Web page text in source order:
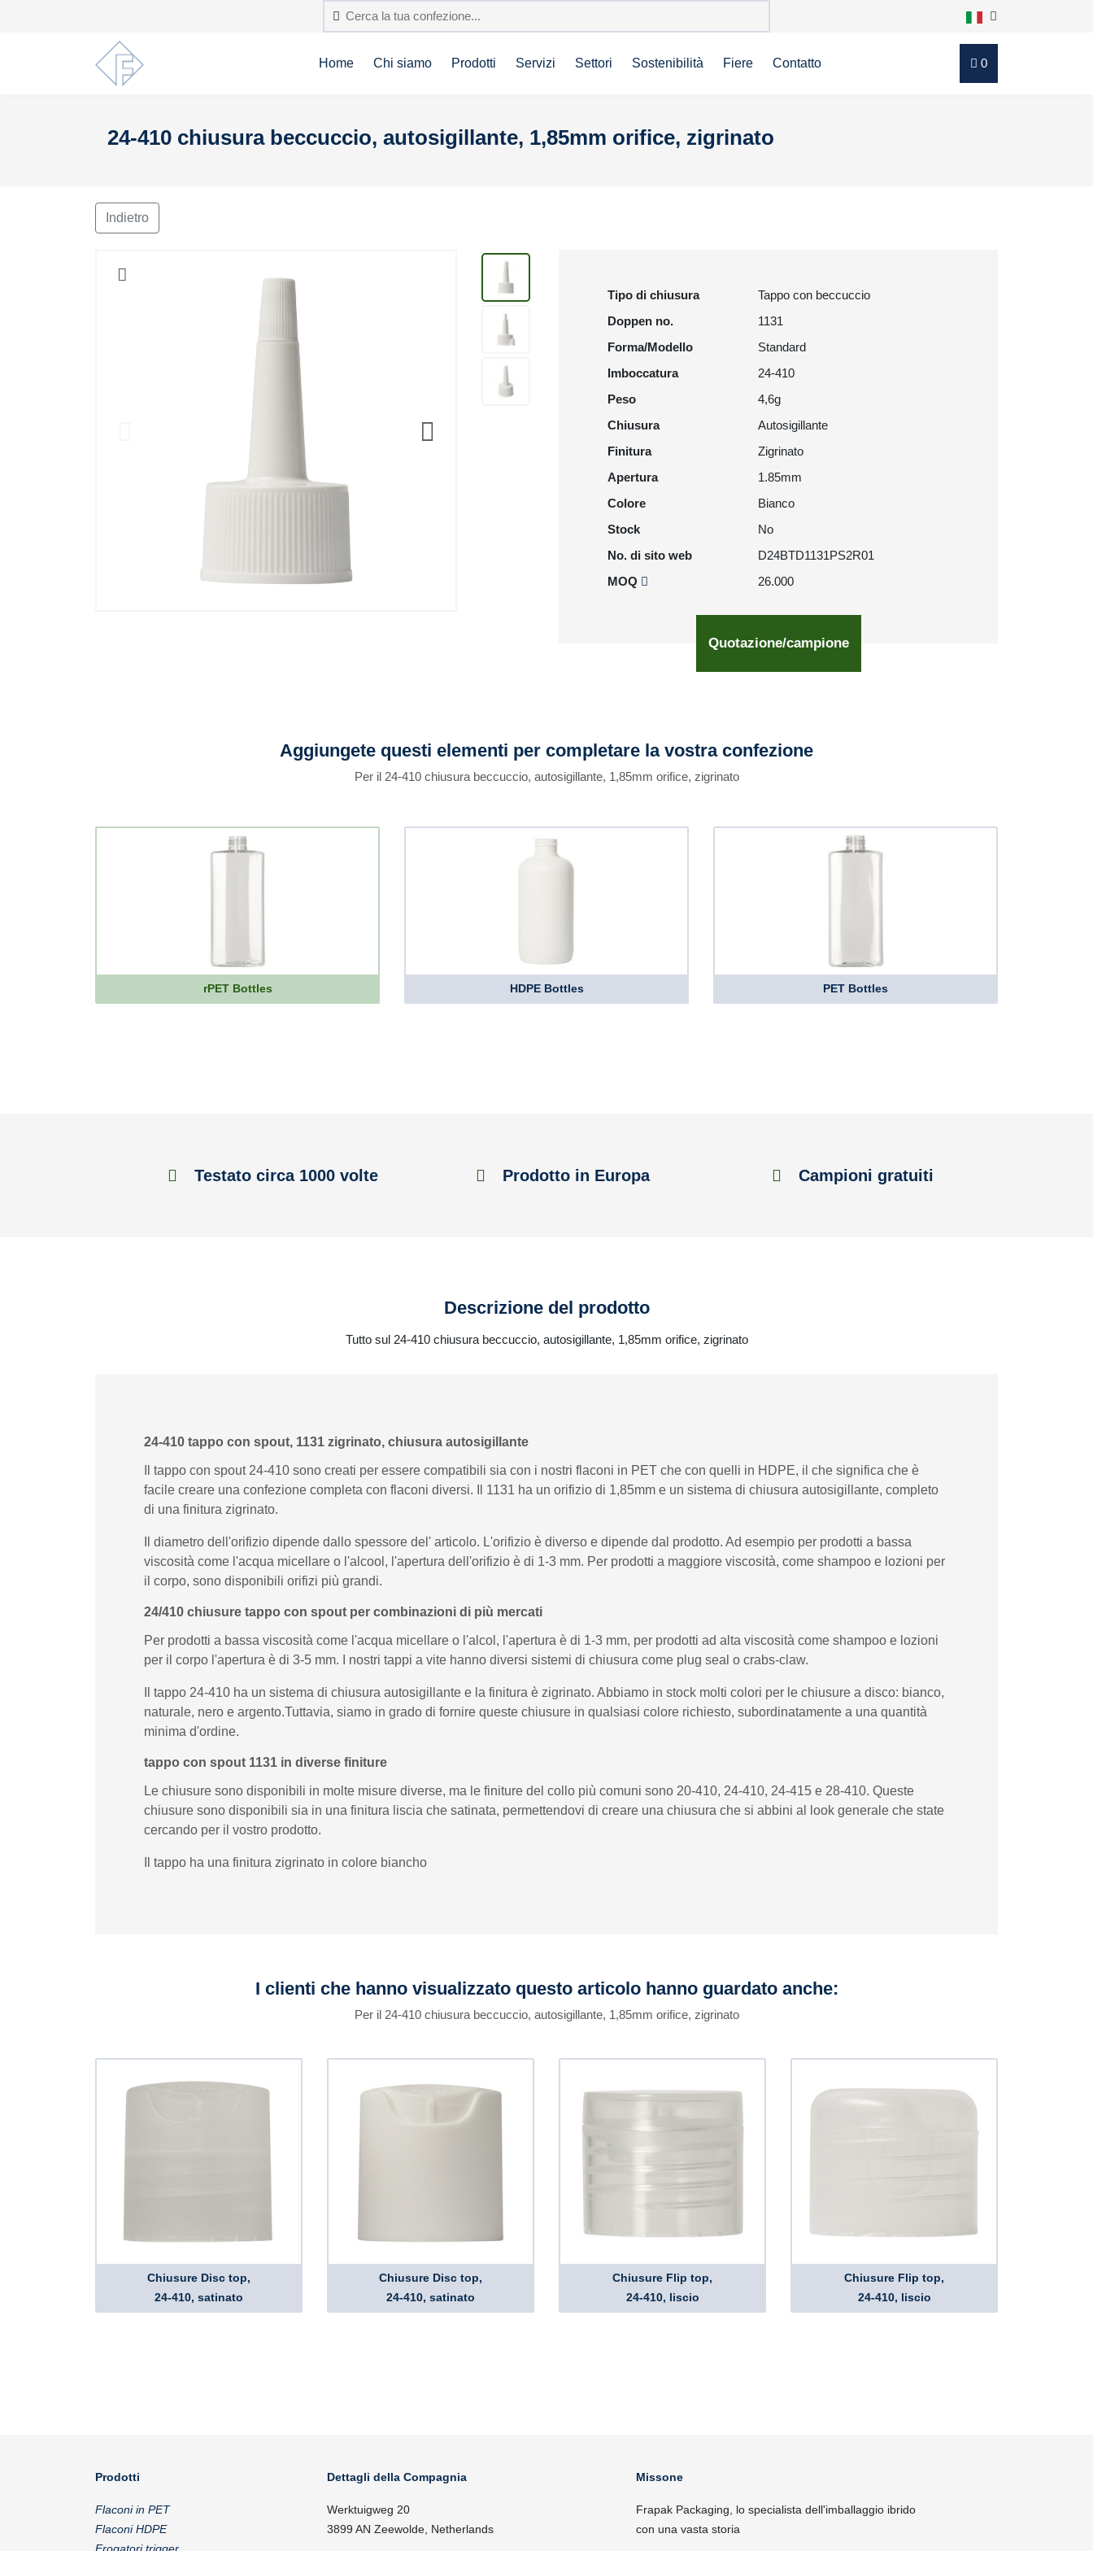
Home Chi siamo Prodotti Servizi Settori Sostenibilità Fiere Contatto 0
24-410 chiusura beccuccio, autosigillante, 1,85mm orifice, zigrinato
Indietro
Tipo di chiusura
Tappo con beccuccio
Doppen no.
1131
Forma/Modello
Standard
Imboccatura
24-410
Peso
4,6g
Chiusura
Autosigillante
Finitura
Zigrinato
Apertura
1.85mm
Colore
Bianco
Stock
No
No. di sito web
D24BTD1131PS2R01
MOQ
26.000
Quotazione/campione
Aggiungete questi elementi per completare la vostra confezione
Per il 24-410 chiusura beccuccio, autosigillante, 1,85mm orifice, zigrinato
rPET Bottles HDPE Bottles PET Bottles
Testato circa 1000 volte Prodotto in Europa Campioni gratuiti
Descrizione del prodotto
Tutto sul 24-410 chiusura beccuccio, autosigillante, 1,85mm orifice, zigrinato
24-410 tappo con spout, 1131 zigrinato, chiusura autosigillante
Il tappo con spout 24-410 sono creati per essere compatibili sia con i nostri flaconi in PET che con quelli in HDPE, il che significa che è
facile creare una confezione completa con flaconi diversi. Il 1131 ha un orifizio di 1,85mm e un sistema di chiusura autosigillante, completo
di una finitura zigrinato.
Il diametro dell'orifizio dipende dallo spessore del' articolo. L'orifizio è diverso e dipende dal prodotto. Ad esempio per prodotti a bassa
viscosità come l'acqua micellare o l'alcool, l'apertura dell'orifizio è di 1-3 mm. Per prodotti a maggiore viscosità, come shampoo e lozioni per
il corpo, sono disponibili orifizi più grandi.
24/410 chiusure tappo con spout per combinazioni di più mercati
Per prodotti a bassa viscosità come l'acqua micellare o l'alcol, l'apertura è di 1-3 mm, per prodotti ad alta viscosità come shampoo e lozioni
per il corpo l'apertura è di 3-5 mm. I nostri tappi a vite hanno diversi sistemi di chiusura come plug seal o crabs-claw.
Il tappo 24-410 ha un sistema di chiusura autosigillante e la finitura è zigrinato. Abbiamo in stock molti colori per le chiusure a disco: bianco,
naturale, nero e argento.Tuttavia, siamo in grado di fornire queste chiusure in qualsiasi colore richiesto, subordinatamente a una quantità
minima d'ordine.
tappo con spout 1131 in diverse finiture
Le chiusure sono disponibili in molte misure diverse, ma le finiture del collo più comuni sono 20-410, 24-410, 24-415 e 28-410. Queste
chiusure sono disponibili sia in una finitura liscia che satinata, permettendovi di creare una chiusura che si abbini al look generale che state
cercando per il vostro prodotto.
Il tappo ha una finitura zigrinato in colore biancho
I clienti che hanno visualizzato questo articolo hanno guardato anche:
Per il 24-410 chiusura beccuccio, autosigillante, 1,85mm orifice, zigrinato
Chiusure Disc top,
24-410, satinato
Chiusure Disc top,
24-410, satinato
Chiusure Flip top,
24-410, liscio
Chiusure Flip top,
24-410, liscio
Prodotti
Flaconi in PET
Flaconi HDPE
Dettagli della Compagnia
Werktuigweg 20
3899 AN Zeewolde, Netherlands
Missone
Frapak Packaging, lo specialista dell'imballaggio ibrido
con una vasta storia